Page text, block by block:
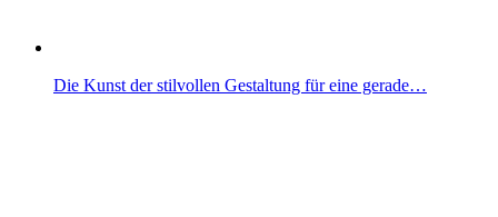
Die Kunst der stilvollen Gestaltung für eine gerade…